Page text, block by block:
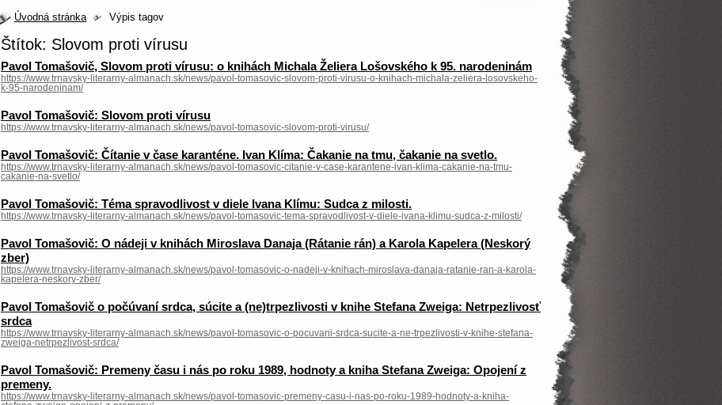
Úvodná stránka Výpis tagov
Štítok: Slovom proti vírusu
Pavol Tomašovič, Slovom proti vírusu: o knihách Michala Želiera Lošovského k 95. narodeninám
https://www.trnavsky-literarny-almanach.sk/news/pavol-tomasovic-slovom-proti-virusu-o-knihach-michala-zeliera-losovskeho-
k-95-narodeninam/
Pavol Tomašovič: Slovom proti vírusu
https://www.trnavsky-literarny-almanach.sk/news/pavol-tomasovic-slovom-proti-virusu/
Pavol Tomašovič: Čítanie v čase karanténe. Ivan Klíma: Čakanie na tmu, čakanie na svetlo.
https://www.trnavsky-literarny-almanach.sk/news/pavol-tomasovic-citanie-v-case-karantene-ivan-klima-cakanie-na-tmu-
cakanie-na-svetlo/
Pavol Tomašovič: Téma spravodlivost v diele Ivana Klímu: Sudca z milosti.
https://www.trnavsky-literarny-almanach.sk/news/pavol-tomasovic-tema-spravodlivost-v-diele-ivana-klimu-sudca-z-milosti/
Pavol Tomašovič: O nádeji v knihách Miroslava Danaja (Rátanie rán) a Karola Kapelera (Neskorý
zber)
https://www.trnavsky-literarny-almanach.sk/news/pavol-tomasovic-o-nadeji-v-knihach-miroslava-danaja-ratanie-ran-a-karola-
kapelera-neskory-zber/
Pavol Tomašovič o počúvaní srdca, súcite a (ne)trpezlivosti v knihe Stefana Zweiga: Netrpezlivosť
srdca
https://www.trnavsky-literarny-almanach.sk/news/pavol-tomasovic-o-pocuvani-srdca-sucite-a-ne-trpezlivosti-v-knihe-stefana-
zweiga-netrpezlivost-srdca/
Pavol Tomašovič: Premeny času i nás po roku 1989, hodnoty a kniha Stefana Zweiga: Opojení z
premeny.
https://www.trnavsky-literarny-almanach.sk/news/pavol-tomasovic-premeny-casu-i-nas-po-roku-1989-hodnoty-a-kniha-